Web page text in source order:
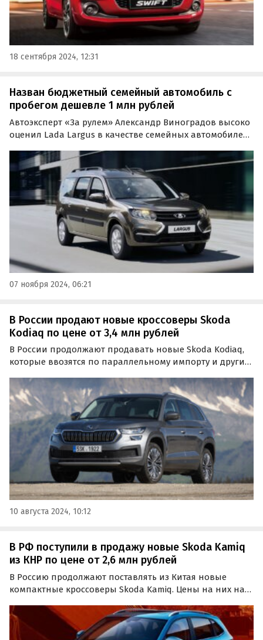
18 сентября 2024, 12:31
Назван бюджетный семейный автомобиль с
пробегом дешевле 1 млн рублей
Автоэксперт «За рулем» Александр Виноградов высоко
оценил Lada Largus в качестве семейных автомобилей
Специалист перечислил ряд возможных проблем и дал
советы по их избежанию.
07 ноября 2024, 06:21
В России продают новые кроссоверы Skoda
Kodiaq по цене от 3,4 млн рублей
В России продолжают продавать новые Skoda Kodiaq,
которые ввозятся по параллельному импорту и другим
классифайдов за месяц в целом не изменились и по-
прежнему стартуют от 3,4 млн рублей, пишут…
10 августа 2024, 10:12
В РФ поступили в продажу новые Skoda Kamiq
из КНР по цене от 2,6 млн рублей
В Россию продолжают поставлять из Китая новые
компактные кроссоверы Skoda Kamiq. Цены на них на
и теперь стартуют от 2 577 000 рублей, пишут
«Автоновости дня».